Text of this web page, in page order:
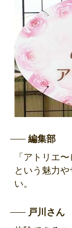
編集部
「アトリエ
という魅力
い。
戸川さん